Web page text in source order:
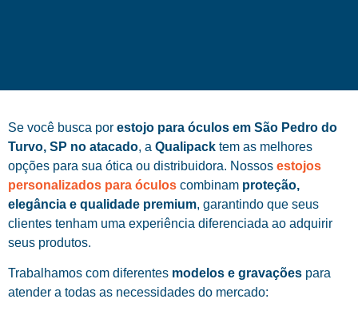
Se você busca por estojo para óculos em São Pedro do
Turvo, SP no atacado, a Qualipack tem as melhores
opções para sua ótica ou distribuidora. Nossos estojos
personalizados para óculos combinam proteção,
elegância e qualidade premium, garantindo que seus
clientes tenham uma experiência diferenciada ao adquirir
seus produtos.
Trabalhamos com diferentes modelos e gravações para
atender a todas as necessidades do mercado: